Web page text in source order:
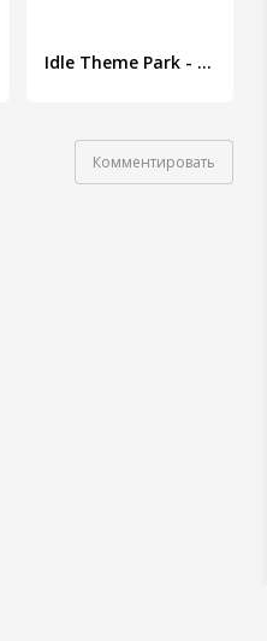
Idle Theme Park - Tycoon Game
Комментировать